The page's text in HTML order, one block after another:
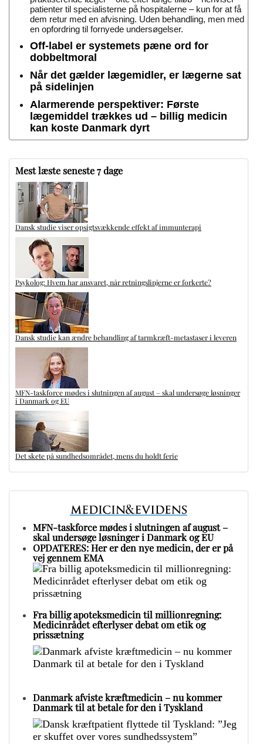
patienter til specialisterne på hospitalerne – kun for at få
dem retur med en afvisning. Uden behandling, men med
en opfordring til fornyede undersøgelser.
Off-label er systemets pæne ord for
dobbeltmoral
Når det gælder lægemidler, er lægerne sat
på sidelinjen
Alarmerende perspektiver: Første
lægemiddel trækkes ud – billig medicin
kan koste Danmark dyrt
Mest læste seneste 7 dage
Dansk studie viser opsigtsvækkende effekt af immunterapi
Psykolog: Hvem har ansvaret, når retningslinjerne er forkerte?
Dansk studie kan ændre behandling af tarmkræft-metastaser i leveren
MFN-taskforce mødes i slutningen af august – skal undersøge løsninger
i Danmark og EU
Det skete på sundhedsområdet, mens du holdt ferie
MFN-taskforce mødes i slutningen af august –
skal undersøge løsninger i Danmark og EU
OPDATERES: Her er den nye medicin, der er på
vej gennem EMA
Fra billig apoteksmedicin til millionregning:
Medicinrådet efterlyser debat om etik og
prissætning
Danmark afviste kræftmedicin – nu kommer
Danmark til at betale for den i Tyskland